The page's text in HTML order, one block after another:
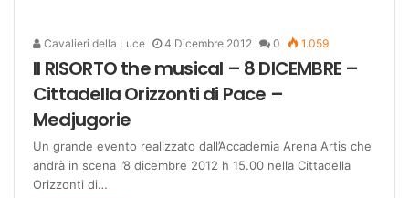
Cavalieri della Luce 4 Dicembre 2012 0 1.059
Il RISORTO the musical – 8 DICEMBRE –
Cittadella Orizzonti di Pace –
Medjugorie
Un grande evento realizzato dall’Accademia Arena Artis che
andrà in scena l’8 dicembre 2012 h 15.00 nella Cittadella
Orizzonti di…